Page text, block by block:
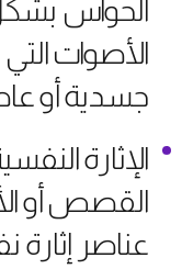
الحواس
الأصوات
جسدية أو
الإثارة
القصص أو
عناصر